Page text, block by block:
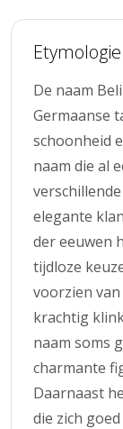
De naam
Germaanse
schoonheid
naam die al
elegante
der eeuwen
tijdloze
voorzien
krachtig
naam soms
charmante
Daarnaast
die zich